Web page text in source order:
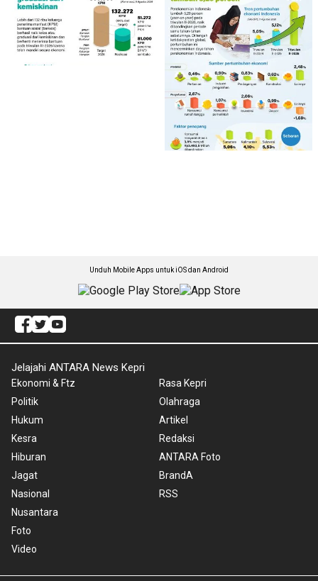
Unduh Mobile Apps untuk iOS dan Android
Jelajahi ANTARA News Kepri
Ekonomi & Ftz
Politik
Hukum
Kesra
Hiburan
Jagat
Nasional
Nusantara
Foto
Video
Rasa Kepri
Olahraga
Artikel
Redaksi
ANTARA Foto
BrandA
RSS